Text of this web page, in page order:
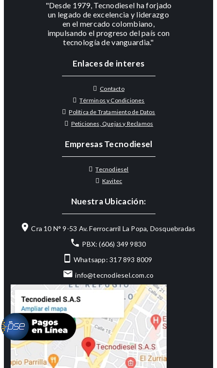
"Desde 1979, Tecnodiesel ha forjado
un legado de excelencia y liderazgo
en el mercado colombiano,
impulsando el progreso del país con
tecnología de vanguardia."
Enlaces de interes
Contacto
Términos y Condiciones
Política de Tratamiento de Datos
Peticiones, Quejas y Reclamos
Empresas Tecnodiesel
Tecnodiesel
Kavitec
Nuestra Ubicación:
Cra 10 N° 9-53 Av. Ferrocarril La Popa, Dosquebradas
PBX: (606) 349 9830
Whatsapp: 317 893 8009
info@tecnodiesel.com.co